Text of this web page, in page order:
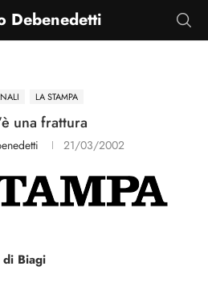
Debenedetti
LA STAMPA
una frattura
21/03/2002
di Biagi